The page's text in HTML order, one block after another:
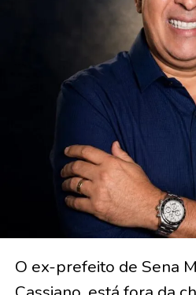
O ex-prefeito de Sena